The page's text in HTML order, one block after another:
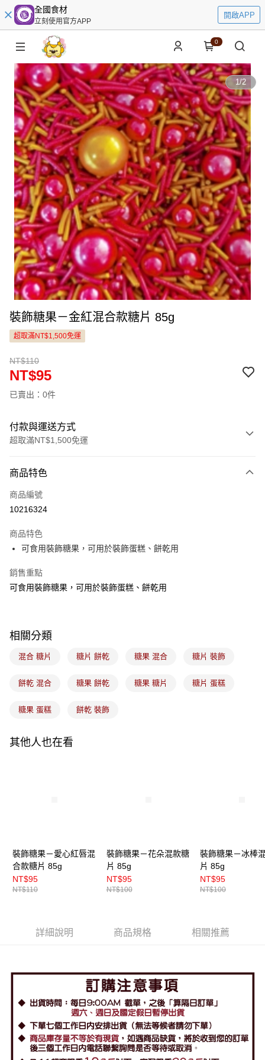
全國食材
立刻使用官方APP
開啟APP
0
1/2
裝飾糖果－金紅混合款糖片 85g
超取滿NT$1,500免運
NT$110
NT$95
已賣出：0件
付款與運送方式
超取滿NT$1,500免運
信用卡一次付款
LINE Pay
悠遊付
Google Pay
全盈+PAY
運送方式
7-11取貨(5kg以內，尺寸不超過90cm)
每筆NT$100，滿NT$1,500(含以上)免運費
付款後門市自取
商品特色
商品編號
10216324
商品特色
可食用裝飾糖果，可用於裝飾蛋糕、餅乾用
銷售重點
可食用裝飾糖果，可用於裝飾蛋糕、餅乾用
相關分類
混合 糖片 糖片 餅乾 糖果 混合 糖片 裝飾
餅乾 混合 糖果 餅乾 糖果 糖片 糖片 蛋糕
糖果 蛋糕 餅乾 裝飾
其他人也在看
裝飾糖果－愛心紅唇混
合款糖片 85g
NT$95
NT$110
裝飾糖果－花朵混款糖
片 85g
NT$95
NT$100
裝飾糖果－冰棒
片 85g
NT$95
NT$100
詳細說明 商品規格 相關推薦